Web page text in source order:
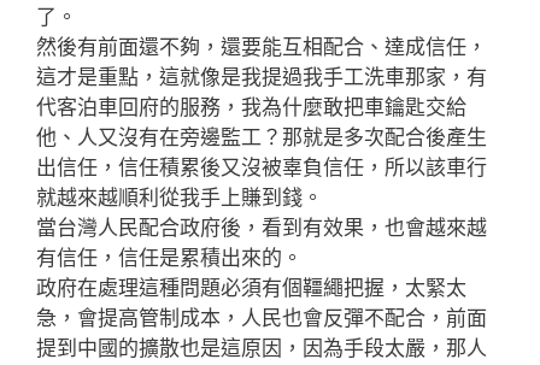
了。
然後有前面還不夠，還要能互相配合、達成信任，
這才是重點，這就像是我提過我手工洗車那家，有
代客泊車回府的服務，我為什麼敢把車鑰匙交給
他、人又沒有在旁邊監工？那就是多次配合後產生
出信任，信任積累後又沒被辜負信任，所以該車行
就越來越順利從我手上賺到錢。
當台灣人民配合政府後，看到有效果，也會越來越
有信任，信任是累積出來的。
政府在處理這種問題必須有個韁繩把握，太緊太
急，會提高管制成本，人民也會反彈不配合，前面
提到中國的擴散也是這原因，因為手段太嚴，那人